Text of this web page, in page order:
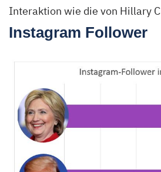
Interaktion wie die von Hillary
Instagram Follower